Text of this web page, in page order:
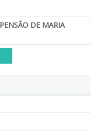
DE MARIA